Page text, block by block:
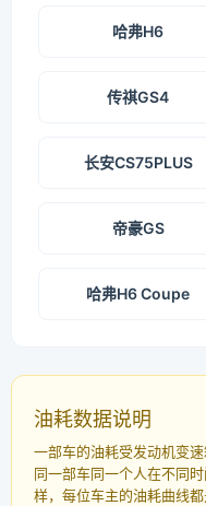
哈弗H6
传祺GS4
长安CS75PLUS
帝豪GS
哈弗H6 Coupe
油耗数据说明
一部车的油耗受发动机变
同一部车同一个人在不同
样，每位车主的油耗曲线